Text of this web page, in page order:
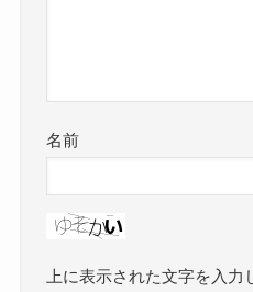
名前
上に表示された文字を入力